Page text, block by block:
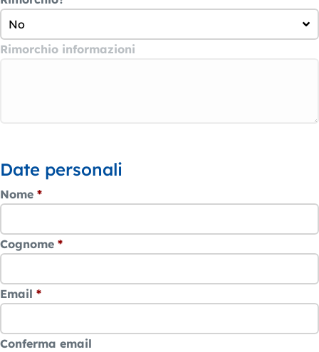
No
Rimorchio informazioni
Date personali
Nome *
Cognome *
Email *
Conferma email